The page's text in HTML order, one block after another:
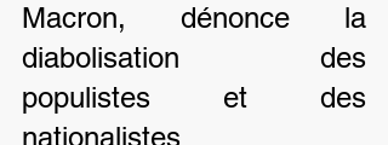
Macron, dénonce la
diabolisation des
populistes et des
nationalistes